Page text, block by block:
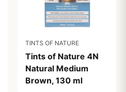
TINTS OF NATURE
Tints of Nature 4N
Natural Medium
Brown, 130 ml